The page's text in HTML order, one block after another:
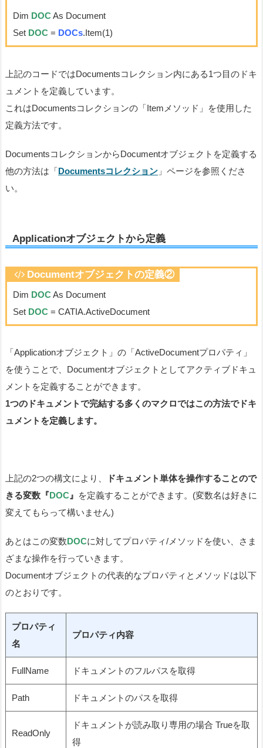
Dim DOCAs Document
Set DOC = DOCs.Item(1)
上記のコードではDocumentsコレクション内にある1つ目のドキ
ュメントを定義しています。
これはDocumentsコレクションの「Itemメソッド」を使用した
定義方法です。
DocumentsコレクションからDocumentオブジェクトを定義する
他の方法は「Documentsコレクション 」ページを参照くださ
い。
Applicationオブジェクトから定義
Documentオブジェクトの定義②
Dim DOCAs Document
Set DOC = CATIA.ActiveDocument
「Applicationオブジェクト」の「ActiveDocumentプロパティ」
を使うことで、Documentオブジェクトとしてアクティブドキュ
メントを定義することができます。
1つのドキュメントで完結する多くのマクロではこの方法でドキ
ュメントを定義します。
上記の2つの構文により、
ドキュメント単体を操作することので
きる変数『DOC 』 を定義することができます。(変数名は好きに
変えてもらって構いません)
あとはこの変数DOCに対してプロパティ/メソッドを使い、さま
ざまな操作を行っていきます。
Documentオブジェクトの代表的なプロパティとメソッドは以下
のとおりです。
プロパティ
名
プロパティ内容
FullName ドキュメントのフルパスを取得
Path ドキュメントのパスを取得
ReadOnly
ドキュメントが読み取り専用の場合 Trueを取
得